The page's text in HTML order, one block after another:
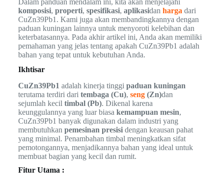
Dalam panduan mendalam ini, kita akan menjelajahi
komposisi, properti, spesifikasi, aplikasidan harga dari
CuZn39Pb1. Kami juga akan membandingkannya dengan
paduan kuningan lainnya untuk menyoroti kelebihan dan
keterbatasannya. Pada akhir artikel ini, Anda akan memiliki
pemahaman yang jelas tentang apakah CuZn39Pb1 adalah
bahan yang tepat untuk kebutuhan Anda.
Ikhtisar
CuZn39Pb1 adalah kinerja tinggi paduan kuningan
terutama terdiri dari tembaga (Cu), seng(Zn)dan
sejumlah kecil timbal (Pb). Dikenal karena
keunggulannya yang luar biasa kemampuan mesin,
CuZn39Pb1 banyak digunakan dalam industri yang
membutuhkan pemesinan presisidengan keausan pahat
yang minimal. Penambahan timbal meningkatkan sifat
pemotongannya, menjadikannya bahan yang ideal untuk
membuat bagian yang kecil dan rumit.
Fitur Utama :